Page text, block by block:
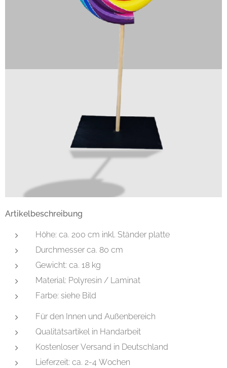
Artikelbeschreibung
Höhe: ca. 200 cm inkl. Ständer platte
Durchmesser ca. 80 cm
Gewicht: ca. 18 kg
Material: Polyresin / Laminat
Farbe: siehe Bild
Für den Innen und Außenbereich
Qualitätsartikel in Handarbeit
Kostenloser Versand in Deutschland
Lieferzeit: ca. 2-4 Wochen